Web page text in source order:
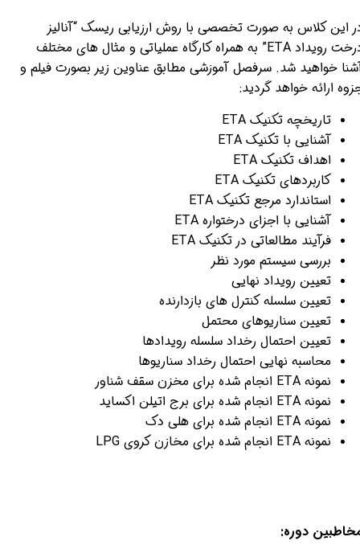
این کلاس به صورت تخصصی با روش ارزیابی ریسک “آنالیز
درخت رویداد ETA” به همراه کارگاه عملیاتی و مثال های مختلف
خواهید شد. سرفصل آموزشی مطابق عناوین زیر بصورت فیلم و
ارائه خواهد گردید:
تاریخچه تکنیک ETA
آشنایی با تکنیک ETA
اهداف تکنیک ETA
کاربردهای تکنیک ETA
استاندارد مرجع تکنیک ETA
آشنایی با اجزای درختواره ETA
فرآیند مطالعاتی در تکنیک ETA
بررسی سیستم مورد نظر
تعیین رویداد نهایی
تعیین سلسله کنترل های بازدارنده
تعیین سناریوهای محتمل
تعیین احتمال رخداد سلسله رویدادها
محاسبه نهایی احتمال رخداد سناریوها
نمونه ETA انجام شده برای مخزن سقف شناور
نمونه ETA انجام شده برای برج اتیلن اکساید
نمونه ETA انجام شده برای هلی دک
نمونه ETA انجام شده برای مخازن کروی LPG
دوره: